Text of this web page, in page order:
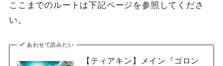
ここまでのルートは下記ページを参照してくださ
い。
あわせて読みたい
【ティアキン】メイン『ゴロン